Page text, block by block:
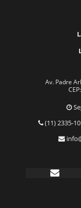
Av. Padre
(11) 2335-